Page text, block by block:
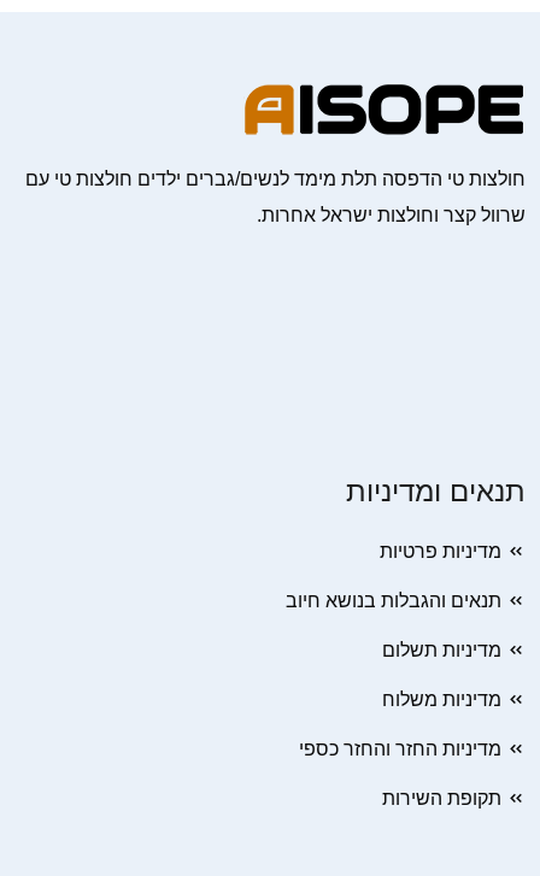
חולצות טי הדפסה תלת מימד לנשים/גברים ילדים חולצות טי עם
שרוול קצר וחולצות ישראל אחרות.
תנאים ומדיניות
מדיניות פרטיות
תנאים והגבלות בנושא חיוב
מדיניות תשלום
מדיניות משלוח
מדיניות החזר והחזר כספי
תקופת השירות